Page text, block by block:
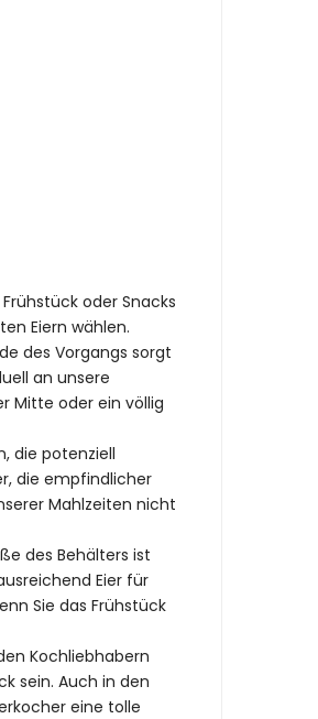
oder Snacks
Eiern wählen.
des Vorgangs sorgt
an unsere
Mitte oder ein völlig
die potenziell
die empfindlicher
Mahlzeiten nicht
des Behälters ist
Eier für
Sie das Frühstück
Kochliebhabern
sein. Auch in den
eine tolle